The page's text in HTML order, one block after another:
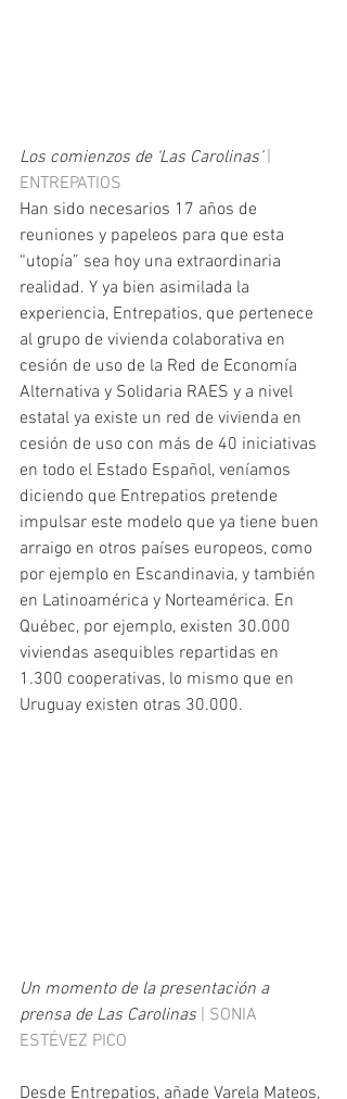
Los comienzos de ‘Las Carolinas’ |
ENTREPATIOS
Han sido necesarios 17 años de
reuniones y papeleos para que esta
“utopía” sea hoy una extraordinaria
realidad. Y ya bien asimilada la
experiencia, Entrepatios, que pertenece
al grupo de vivienda colaborativa en
cesión de uso de la Red de Economía
Alternativa y Solidaria RAES y a nivel
estatal ya existe un red de vivienda en
cesión de uso con más de 40 iniciativas
en todo el Estado Español, veníamos
diciendo que Entrepatios pretende
impulsar este modelo que ya tiene buen
arraigo en otros países europeos, como
por ejemplo en Escandinavia, y también
en Latinoamérica y Norteamérica. En
Québec, por ejemplo, existen 30.000
viviendas asequibles repartidas en
1.300 cooperativas, lo mismo que en
Uruguay existen otras 30.000.
Un momento de la presentación a
prensa de Las Carolinas | SONIA
ESTÉVEZ PICO
Desde Entrepatios, añade Varela Mateos,